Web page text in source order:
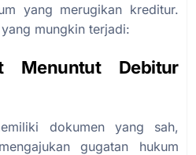
yang merugikan kreditur.
mungkin terjadi:
Menuntut Debitur
dokumen yang sah,
gugatan hukum